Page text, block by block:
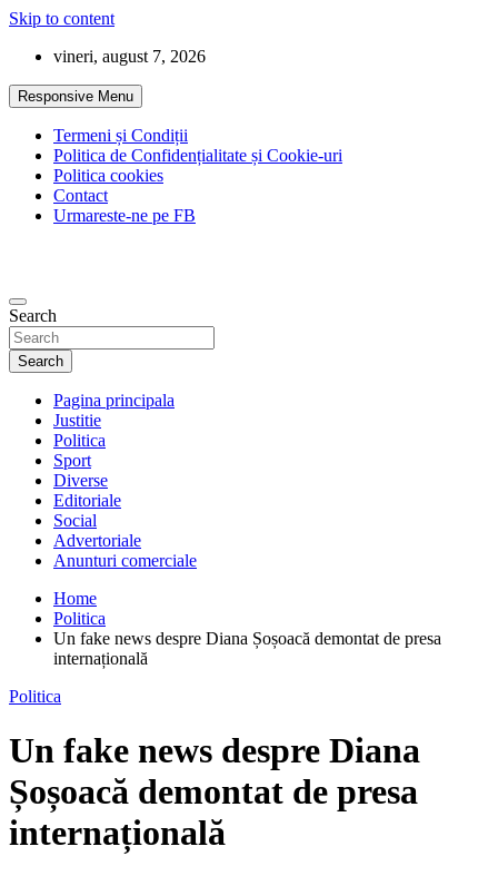
Skip to content
vineri, august 7, 2026
Responsive Menu
Termeni și Condiții
Politica de Confidențialitate și Cookie-uri
Politica cookies
Contact
Urmareste-ne pe FB
Search
Search
Pagina principala
Justitie
Politica
Sport
Diverse
Editoriale
Social
Advertoriale
Anunturi comerciale
Home
Politica
Un fake news despre Diana Șoșoacă demontat de presa
internațională
Politica
Un fake news despre Diana
Șoșoacă demontat de presa
internațională